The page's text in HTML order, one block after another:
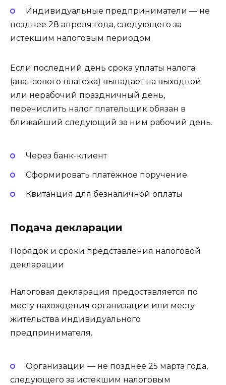
Индивидуальные предприниматели — не
позднее 28 апреля года, следующего за
истекшим налоговым периодом
Если последний день срока уплаты налога
(авансового платежа) выпадает на выходной
или нерабочий праздничный день,
перечислить налог плательщик обязан в
ближайший следующий за ним рабочий день.
Через банк-клиент
Сформировать платёжное поручение
Квитанция для безналичной оплаты
Подача декларации
Порядок и сроки представления налоговой
декларации
Налоговая декларация предоставляется по
месту нахождения организации или месту
жительства индивидуального
предпринимателя.
Организации — не позднее 25 марта года,
следующего за истекшим налоговым